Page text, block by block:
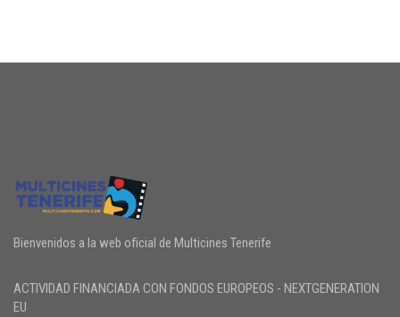
Bienvenidos a la web oficial de Multicines Tenerife
ACTIVIDAD FINANCIADA CON FONDOS EUROPEOS - NEXTGENERATION
EU